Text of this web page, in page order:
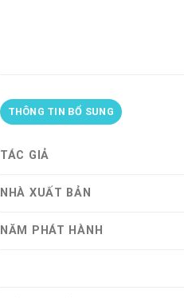
THÔNG TIN BỔ SUNG
TÁC GIẢ
NHÀ XUẤT BẢN
NĂM PHÁT HÀNH